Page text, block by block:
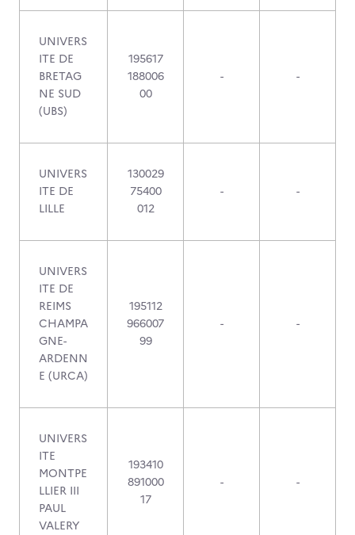
UNIVERS
ITE DE
BRETAG
NE SUD
(UBS)
195617
188006
00
- -
UNIVERS
ITE DE
LILLE
130029
75400
012
- -
UNIVERS
ITE DE
REIMS
CHAMPA
GNE-
ARDENN
E (URCA)
195112
966007
99
- -
UNIVERS
ITE
MONTPE
LLIER III
PAUL
VALERY
193410
891000
17
- -